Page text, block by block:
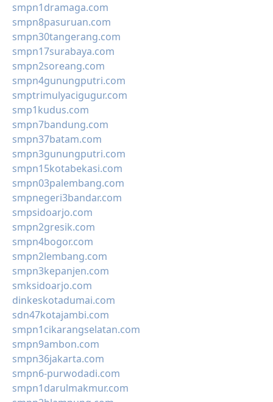
smpn1dramaga.com
smpn8pasuruan.com
smpn30tangerang.com
smpn17surabaya.com
smpn2soreang.com
smpn4gunungputri.com
smptrimulyacigugur.com
smp1kudus.com
smpn7bandung.com
smpn37batam.com
smpn3gunungputri.com
smpn15kotabekasi.com
smpn03palembang.com
smpnegeri3bandar.com
smpsidoarjo.com
smpn2gresik.com
smpn4bogor.com
smpn2lembang.com
smpn3kepanjen.com
smksidoarjo.com
dinkeskotadumai.com
sdn47kotajambi.com
smpn1cikarangselatan.com
smpn9ambon.com
smpn36jakarta.com
smpn6-purwodadi.com
smpn1darulmakmur.com